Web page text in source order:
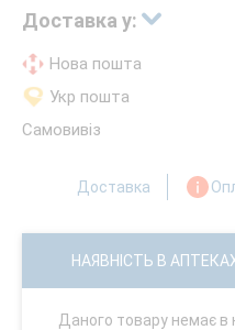
Доставка у:
Нова пошта
Укр пошта
Самовивіз
Доставка
НАЯВНІСТЬ В
Даного товару немає в